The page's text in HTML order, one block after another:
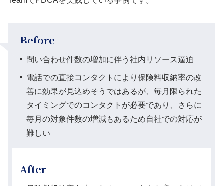
Before
問い合わせ件数の増加に伴う社内リソース逼迫
電話での直接コンタクトにより保険料収納率の改
善に効果が見込めそうではあるが、毎月限られた
タイミングでのコンタクトが必要であり、さらに
毎月の対象件数の増減もあるため自社での対応が
難しい
After